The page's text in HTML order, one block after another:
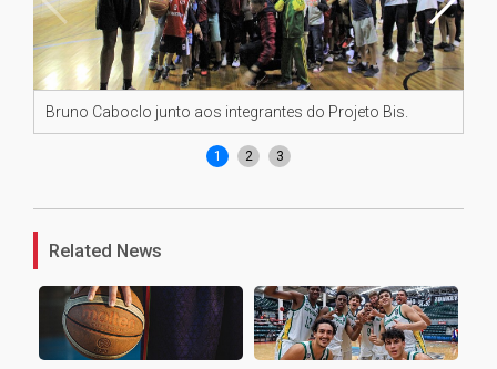
Bruno Caboclo junto aos integrantes do Projeto Bis.
1 2 3
Related News